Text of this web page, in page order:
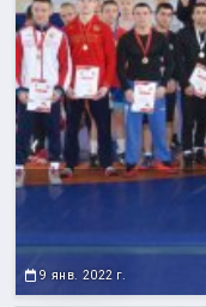
9 янв. 2022 г.